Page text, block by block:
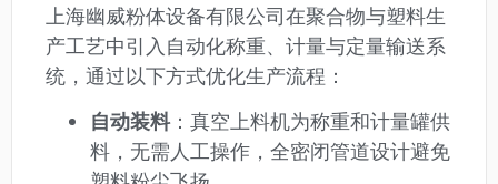
上海幽威粉体设备有限公司在聚合物与塑料生
产工艺中引入自动化称重、计量与定量输送系
统，通过以下方式优化生产流程：
自动装料：真空上料机为称重和计量罐供
料，无需人工操作，全密闭管道设计避免